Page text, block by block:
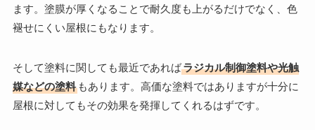
ます。塗膜が厚くなることで耐久度も上がるだけでなく、色
褪せにくい屋根にもなります。
そして塗料に関しても最近であればラジカル制御塗料や光触
媒などの塗料もあります。高価な塗料ではありますが十分に
屋根に対してもその効果を発揮してくれるはずです。